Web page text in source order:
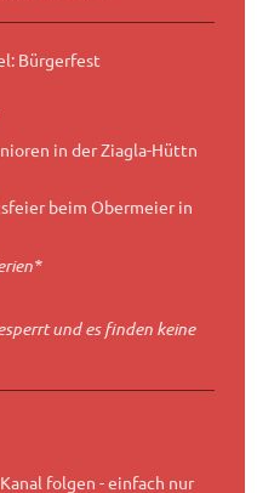
Bürgerfest
in der Ziagla-Hüttn
beim Obermeier in
und es finden keine
folgen - einfach nur